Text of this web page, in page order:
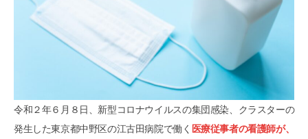
令和２年６月８日、新型コロナウイルスの集団感染、クラスターの
発生した東京都中野区の江古田病院で働く 医療従事者の看護師が、